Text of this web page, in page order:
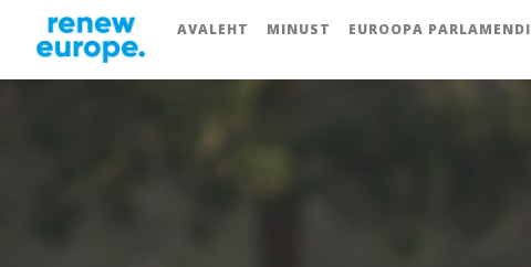
AVALEHT MINUST EUROOPA